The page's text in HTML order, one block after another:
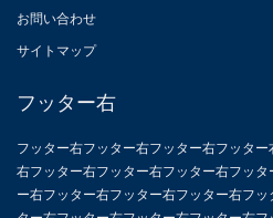
お問い合わせ
サイトマップ
フッター右
フッター右フッター右フッター右フッタ
右フッター右フッター右フッター右フッ
ー右フッター右フッター右フッター右フ